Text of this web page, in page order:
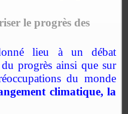
le progrès des
lieu à un débat
progrès ainsi que sur
du monde
climatique, la